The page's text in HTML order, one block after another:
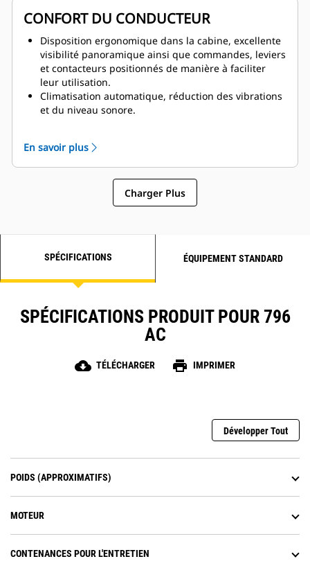
Excellente maîtrise de la vitesse lente dans les zones
d'entretien ainsi que couple moteur supérieur et
accélération en s'éloignant de la pelle.
CONFORT DU CONDUCTEUR
Disposition ergonomique dans la cabine, excellente
visibilité panoramique ainsi que commandes, leviers
et contacteurs positionnés de manière à faciliter
leur utilisation.
Climatisation automatique, réduction des vibrations
et du niveau sonore.
réglable pour éviter le frottement de la ceinture de
sécurité ainsi que de supports de dossier, latéraux
et lombaires pour accroître la stabilité.
En savoir plus
Charger Plus
SPÉCIFICATIONS ÉQUIPEMENT STANDARD
SPÉCIFICATIONS PRODUIT POUR 796
AC
cloud_download TÉLÉCHARGER print IMPRIMER
Développer Tout
POIDS (APPROXIMATIFS)
MOTEUR
CONTENANCES POUR L'ENTRETIEN